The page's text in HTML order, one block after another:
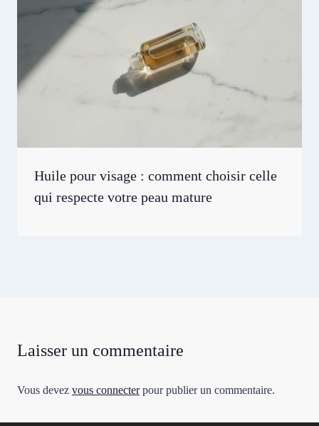
Huile pour visage : comment choisir celle
qui respecte votre peau mature
Laisser un commentaire
Vous devez vous connecterpour publier un commentaire.